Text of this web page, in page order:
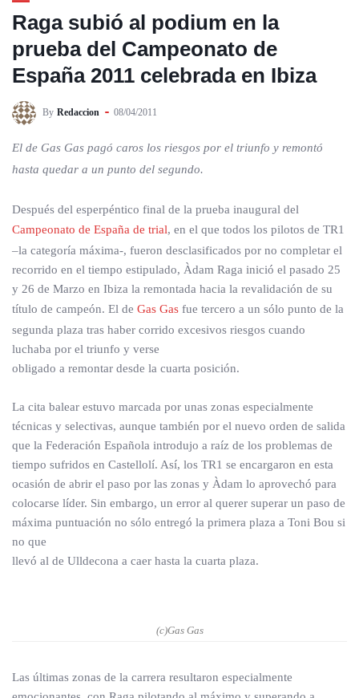
Raga subió al podium en la
prueba del Campeonato de
España 2011 celebrada en Ibiza
By Redaccion 08/04/2011
El de Gas Gas pagó caros los riesgos por el triunfo y remontó
hasta quedar a un punto del segundo.
Después del esperpéntico final de la prueba inaugural del
Campeonato de España de trial, en el que todos los pilotos de TR1
–la categoría máxima-, fueron desclasificados por no completar el
recorrido en el tiempo estipulado, Àdam Raga inició el pasado 25
y 26 de Marzo en Ibiza la remontada hacia la revalidación de su
título de campeón. El de Gas Gas fue tercero a un sólo punto de la
segunda plaza tras haber corrido excesivos riesgos cuando
luchaba por el triunfo y verse
obligado a remontar desde la cuarta posición.
La cita balear estuvo marcada por unas zonas especialmente
técnicas y selectivas, aunque también por el nuevo orden de salida
que la Federación Española introdujo a raíz de los problemas de
tiempo sufridos en Castellolí. Así, los TR1 se encargaron en esta
ocasión de abrir el paso por las zonas y Àdam lo aprovechó para
colocarse líder. Sin embargo, un error al querer superar un paso de
máxima puntuación no sólo entregó la primera plaza a Toni Bou si
no que
llevó al de Ulldecona a caer hasta la cuarta plaza.
(c)Gas Gas
Las últimas zonas de la carrera resultaron especialmente